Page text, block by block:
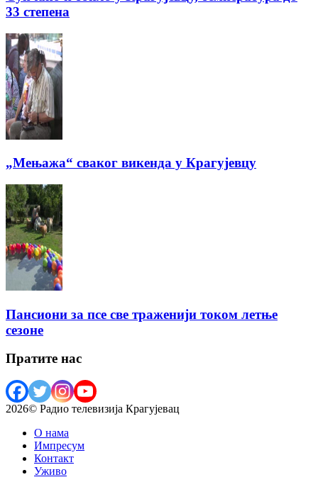
33 степена
„Мењажа“ сваког викенда у Крагујевцу
Пансиони за псе све траженији током летње
сезоне
Пратите нас
2026© Радио телевизија Крагујевац
О нама
Импресум
Контакт
Уживо